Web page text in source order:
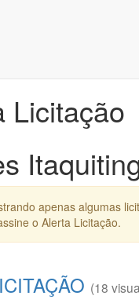
Licitação
apenas algumas
o Alerta Licitação.
(18